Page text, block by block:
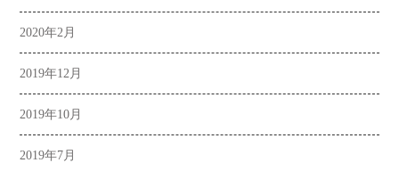
2020年2月
2019年12月
2019年10月
2019年7月